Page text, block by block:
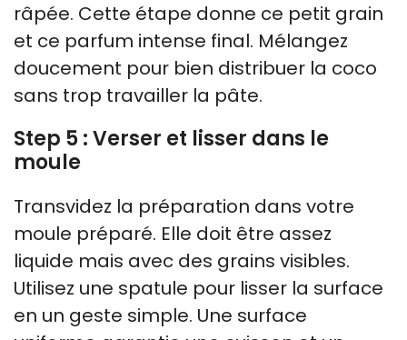
râpée. Cette étape donne ce petit grain
et ce parfum intense final. Mélangez
doucement pour bien distribuer la coco
sans trop travailler la pâte.
Step 5 : Verser et lisser dans le
moule
Transvidez la préparation dans votre
moule préparé. Elle doit être assez
liquide mais avec des grains visibles.
Utilisez une spatule pour lisser la surface
en un geste simple. Une surface